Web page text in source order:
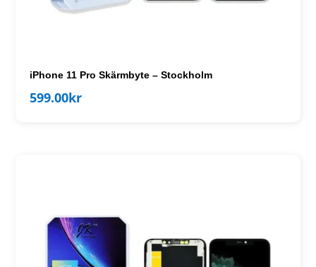
iPhone 11 Pro Skärmbyte – Stockholm
599.00kr